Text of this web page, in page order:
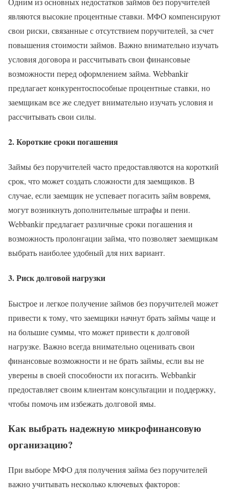
являются высокие процентные ставки. МФО компенсируют
свои риски, связанные с отсутствием поручителей, за счет
повышения стоимости займов. Важно внимательно изучать
условия договора и рассчитывать свои финансовые
возможности перед оформлением займа. Webbankir
предлагает конкурентоспособные процентные ставки, но
заемщикам все же следует внимательно изучать условия и
рассчитывать свои силы.
2. Короткие сроки погашения
Займы без поручителей часто предоставляются на короткий
срок, что может создать сложности для заемщиков. В
случае, если заемщик не успевает погасить займ вовремя,
могут возникнуть дополнительные штрафы и пени.
Webbankir предлагает различные сроки погашения и
возможность пролонгации займа, что позволяет заемщикам
выбрать наиболее удобный для них вариант.
3. Риск долговой нагрузки
Быстрое и легкое получение займов без поручителей может
привести к тому, что заемщики начнут брать займы чаще и
на большие суммы, что может привести к долговой
нагрузке. Важно всегда внимательно оценивать свои
финансовые возможности и не брать займы, если вы не
уверены в своей способности их погасить. Webbankir
предоставляет своим клиентам консультации и поддержку,
чтобы помочь им избежать долговой ямы.
Как выбрать надежную микрофинансовую
организацию?
При выборе МФО для получения займа без поручителей
важно учитывать несколько ключевых факторов: